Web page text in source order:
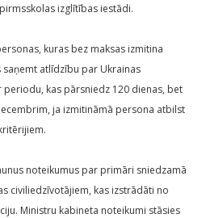
izglītības iestādi.
kuras bez maksas izmitina
atlīdzību par Ukrainas
kas pārsniedz 120 dienas, bet
ja izmitināmā persona atbilst
noteikumus par primāri sniedzamā
civiliedzīvotājiem, kas izstrādāti no
Ministru kabineta noteikumi stāsies